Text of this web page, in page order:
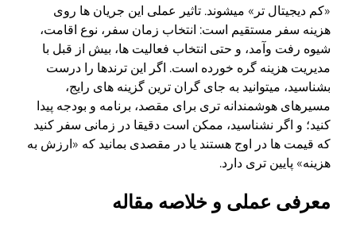
«کم دیجیتال تر» میشوند. تاثیر عملی این جریان ها روی
هزینه سفر مستقیم است: انتخاب زمان سفر، نوع اقامت،
شیوه رفت وآمد، و حتی انتخاب فعالیت ها، بیش از قبل با
مدیریت هزینه گره خورده است. اگر این ترندها را درست
بشناسید، میتوانید به جای گران ترین گزینه های رایج،
مسیرهای هوشمندانه تری برای مقصد، برنامه و بودجه پیدا
کنید؛ و اگر نشناسید، ممکن است دقیقا در زمانی سفر کنید
که قیمت ها در اوج هستند یا در مقصدی بمانید که «ارزش به
هزینه» پایین تری دارد.
معرفی عملی و خلاصه مقاله